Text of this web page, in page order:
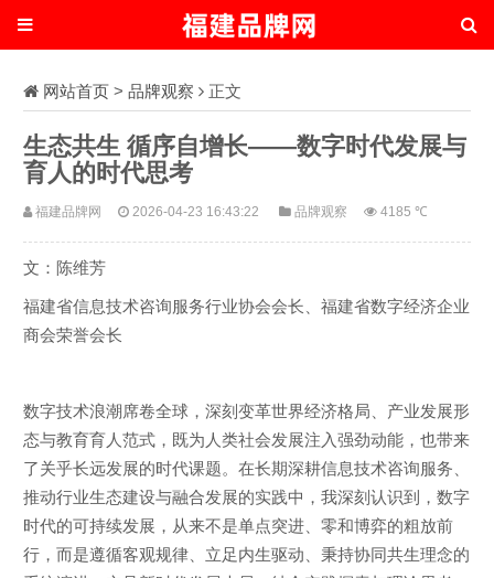
网站首页 > 品牌观察 正文
生态共生 循序自增长——数字时代发展与
育人的时代思考
福建品牌网 2026-04-23 16:43:22 品牌观察 4185 ℃
文：陈维芳
福建省信息技术咨询服务行业协会会长、福建省数字经济企业
商会荣誉会长
数字技术浪潮席卷全球，深刻变革世界经济格局、产业发展形
态与教育育人范式，既为人类社会发展注入强劲动能，也带来
了关乎长远发展的时代课题。在长期深耕信息技术咨询服务、
推动行业生态建设与融合发展的实践中，我深刻认识到，数字
时代的可持续发展，从来不是单点突进、零和博弈的粗放前
行，而是遵循客观规律、立足内生驱动、秉持协同共生理念的